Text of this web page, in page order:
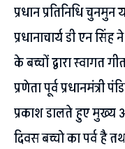
प्रधान प्रतिनिधि
प्रधानाचार्य डी एन
के बच्चों द्वारा स्वागत
प्रणेता पूर्व प्रधानमंत्री
प्रकाश डालते हुए मुख्य
दिवस बच्चो का पर्व है